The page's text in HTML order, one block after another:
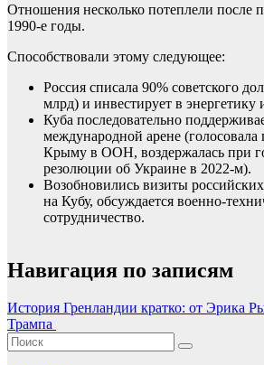
Отношения несколько потеплели после
1990-е годы.
Способствовали этому следующее:
Россия списала 90% советского
млрд) и инвестирует в
Куба последовательно
международной арене
Крыму в ООН, воздержалась при
резолюции об Украине в 2022-м).
Возобновились визиты
на Кубу, обсуждается военно-
сотрудничество.
Навигация по записям
История Гренландии кратко: от Эрика
Трампа